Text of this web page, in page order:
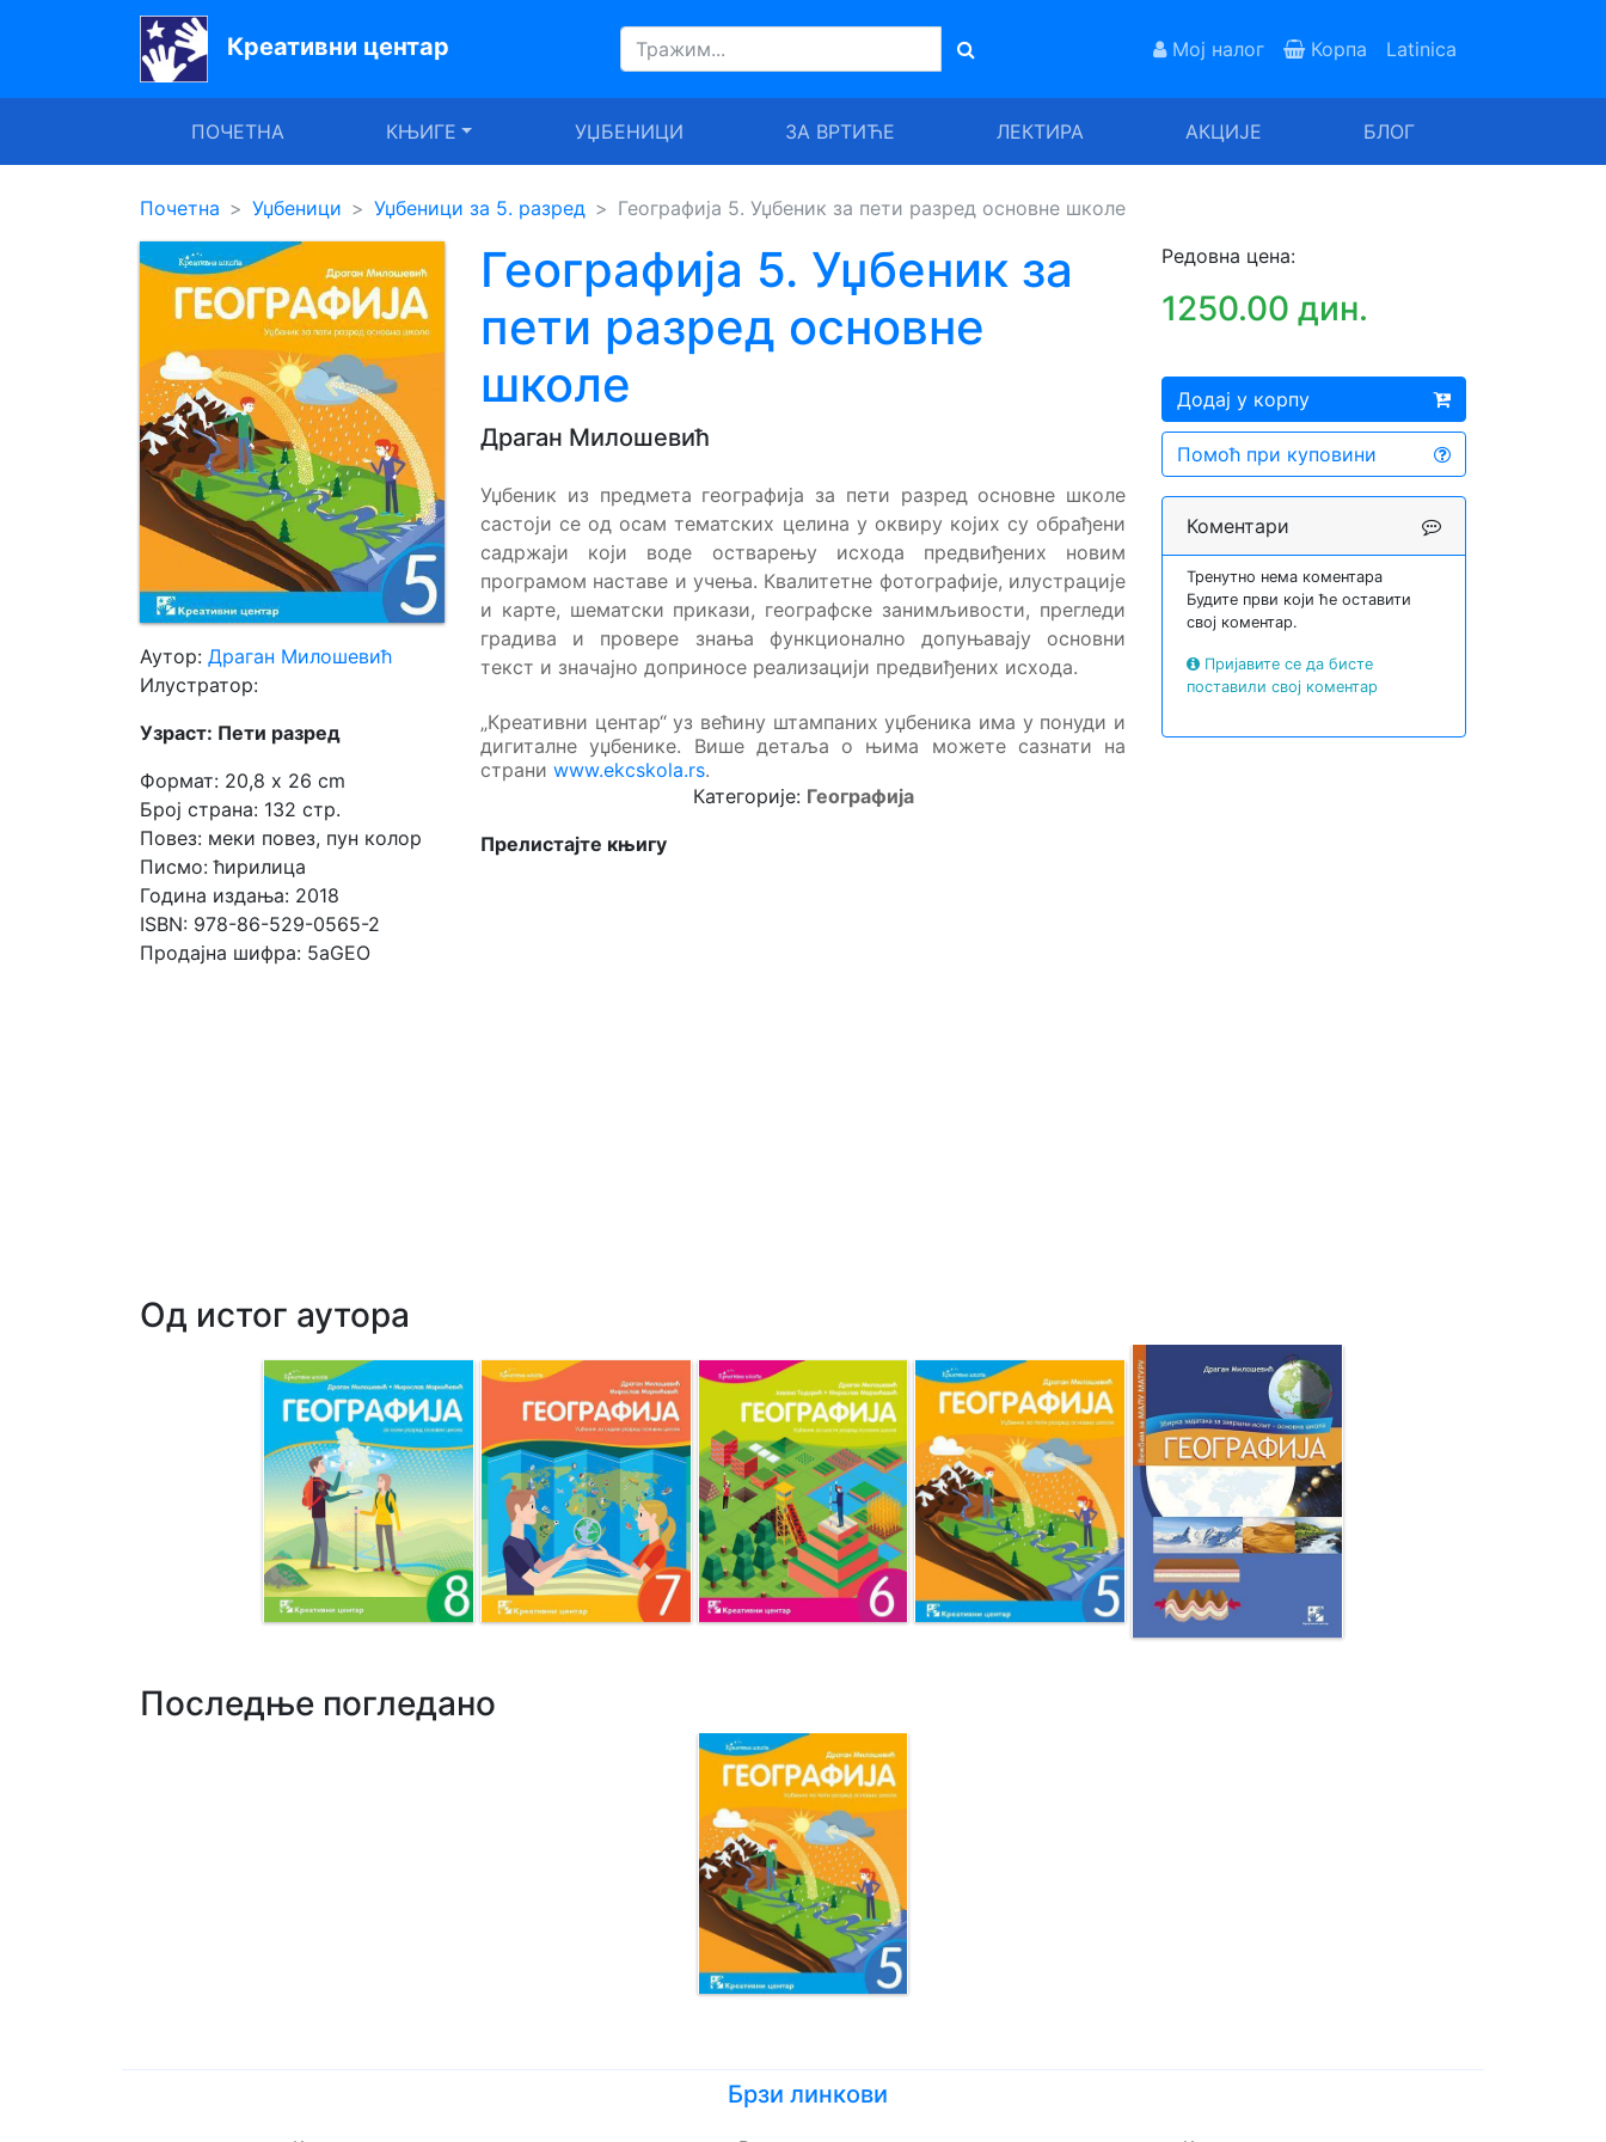
Креативни центар Мој налог Корпа Latinica
ПОЧЕТНА КЊИГЕ УЏБЕНИЦИ ЗА ВРТИЋЕ ЛЕКТИРА АКЦИЈЕ БЛОГ
Почетна
УџбенициПочетна Уџбеници Уџбеници за 5. разред Географија 5. Уџбеник за пети разред основне школе
Аутор: Драган Милошевић
Илустратор:
Узраст: Пети разред
Формат: 20,8 x 26 cm
Број страна: 132 стр.
Повез: меки повез, пун колор
Писмо: ћирилица
Година издања: 2018
ISBN: 978-86-529-0565-2
Продајна шифра: 5aGEO
Географија 5. Уџбеник за
пети разред основне
школе
Драган Милошевић
Уџбеник из предмета географија за пети разред основне школе
састоји се од осам тематских целина у оквиру којих су обрађени
садржаји који воде остварењу исхода предвиђених новим
програмом наставе и учења. Квалитетне фотографије, илустрације
и карте, шематски прикази, географске занимљивости, прегледи
градива и провере знања функционално допуњавају основни
текст и значајно доприносе реализацији предвиђених исхода.
„Креативни центар“ уз већину штампаних уџбеника има у понуди и
дигиталне уџбенике. Више детаља о њима можете сазнати на
страни www.ekcskola.rs.
Категорије: Географија
Прелистајте књигу
Редовна цена:
1250.00 дин.
Додај у корпу
Помоћ при куповини
Коментари
Тренутно нема коментара
Будите први који ће оставити
свој коментар.
Пријавите се да бисте
поставили свој коментар
Од истог аутора
Последње погледано
Брзи линкови